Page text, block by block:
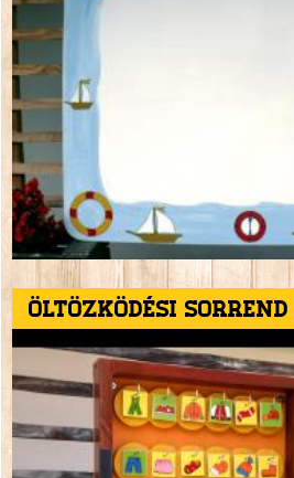
Öltözködési sorrend